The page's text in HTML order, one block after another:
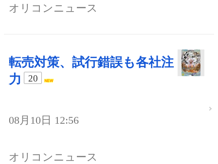
オリコンニュース
転売対策、試行錯誤も各社注
力
20
08月10日 12:56
オリコンニュース